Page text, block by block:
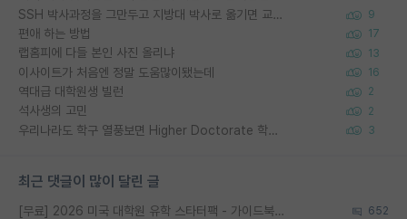
SSH 박사과정을 그만두고 지방대 박사로 옮기면 교수의 꿈은 끝일까요? 9
편애 하는 방법 17
랩홈피에 다들 본인 사진 올리냐 13
이사이트가 처음엔 정말 도움많이됐는데 16
역대급 대학원생 빌런 2
석사생의 고민 2
우리나라도 학구 열풍보면 Higher Doctorate 학위가 필요하다고 봅니다. 3
최근 댓글이 많이 달린 글
[무료] 2026 미국 대학원 유학 스타터팩 - 가이드북 & 합격자 컨택메일 템플릿 652